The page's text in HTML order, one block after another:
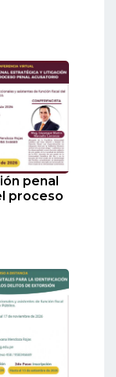
penal
proceso